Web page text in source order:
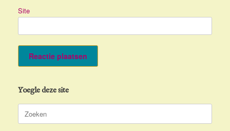
Site
Yoegle deze site
naar: